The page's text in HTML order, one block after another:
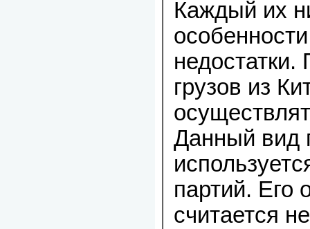
Каждый их
грузов из
Данный вид
партий.
считается